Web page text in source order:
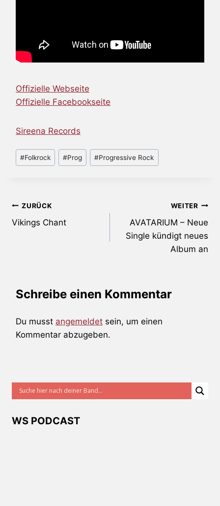
Offizielle Webseite
Offizielle Facebookseite
Sireena Records
Schlagworte:
#Folkrock #Prog #Progressive Rock
Beitragsnavigation
ZURÜCK
Vikings Chant
WEITER
AVATARIUM – Neue
Single kündigt neues
Album an
Schreibe einen Kommentar
Du musst angemeldet sein, um einen
Kommentar abzugeben.
WS PODCAST